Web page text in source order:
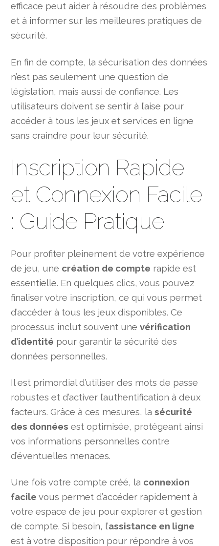
efficace peut aider à résoudre des problèmes
et à informer sur les meilleures pratiques de
sécurité.
En fin de compte, la sécurisation des données
n’est pas seulement une question de
législation, mais aussi de confiance. Les
utilisateurs doivent se sentir à l’aise pour
accéder à tous les jeux et services en ligne
sans craindre pour leur sécurité.
Inscription Rapide
et Connexion Facile
: Guide Pratique
Pour profiter pleinement de votre expérience
de jeu, une création de compte rapide est
essentielle. En quelques clics, vous pouvez
finaliser votre inscription, ce qui vous permet
d’accéder à tous les jeux disponibles. Ce
processus inclut souvent unevérification
d’identité pour garantir la sécurité des
données personnelles.
Il est primordial d’utiliser des mots de passe
robustes et d’activer l’authentification à deux
facteurs. Grâce à ces mesures, lasécurité
des données est optimisée, protégeant ainsi
vos informations personnelles contre
d’éventuelles menaces.
Une fois votre compte créé, la connexion
facile vous permet d’accéder rapidement à
votre espace de jeu pour explorer et gestion
de compte. Si besoin, l’assistance en ligne
est à votre disposition pour répondre à vos